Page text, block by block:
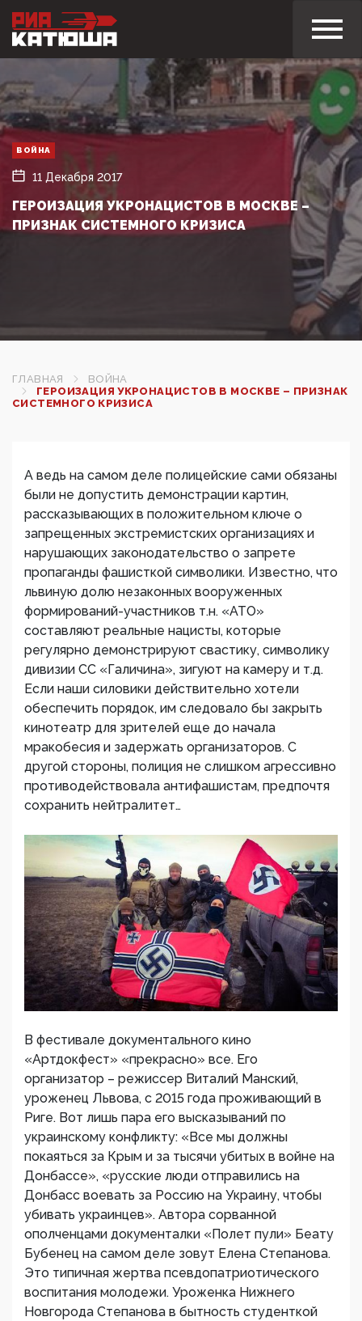
ВОЙНА
11 Декабря 2017
ГЕРОИЗАЦИЯ УКРОНАЦИСТОВ В МОСКВЕ –
ПРИЗНАК СИСТЕМНОГО КРИЗИСА
ГЛАВНАЯ
ВОЙНА
ГЕРОИЗАЦИЯ УКРОНАЦИСТОВ В МОСКВЕ – ПРИЗНАК
СИСТЕМНОГО КРИЗИСА
А ведь на самом деле полицейские сами обязаны
были не допустить демонстрации картин,
рассказывающих в положительном ключе о
запрещенных экстремистских организациях и
нарушающих законодательство о запрете
пропаганды фашисткой символики. Известно, что
львиную долю незаконных вооруженных
формирований-участников т.н. «АТО»
составляют реальные нацисты, которые
регулярно демонстрируют свастику, символику
дивизии СС «Галичина», зигуют на камеру и т.д.
Если наши силовики действительно хотели
обеспечить порядок, им следовало бы закрыть
кинотеатр для зрителей еще до начала
мракобесия и задержать организаторов. С
другой стороны, полиция не слишком агрессивно
противодействовала антифашистам, предпочтя
сохранить нейтралитет…
В фестивале документального кино
«Артдокфест» «прекрасно» все. Его
организатор – режиссер Виталий Манский,
уроженец Львова, с 2015 года проживающий в
Риге. Вот лишь пара его высказываний по
украинскому конфликту: «Все мы должны
покаяться за Крым и за тысячи убитых в войне на
Донбассе», «русские люди отправились на
Донбасс воевать за Россию на Украину, чтобы
убивать украинцев». Автора сорванной
ополченцами документалки «Полет пули» Беату
Бубенец на самом деле зовут Елена Степанова.
Это типичная жертва псевдопатриотического
воспитания молодежи. Уроженка Нижнего
Новгорода Степанова в бытность студенткой